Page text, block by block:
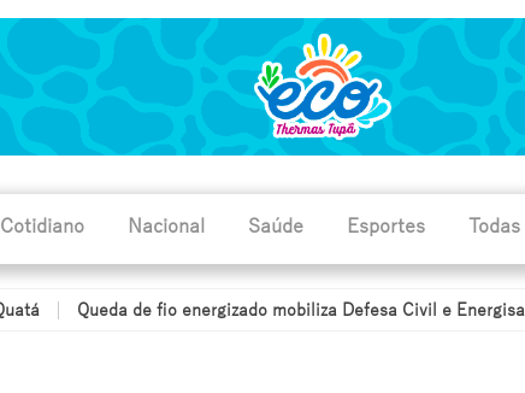
Cotidiano Nacional Saúde Esportes Todas
Queda de fio energizado mobiliza Defesa Civil e Energisa em Tupã